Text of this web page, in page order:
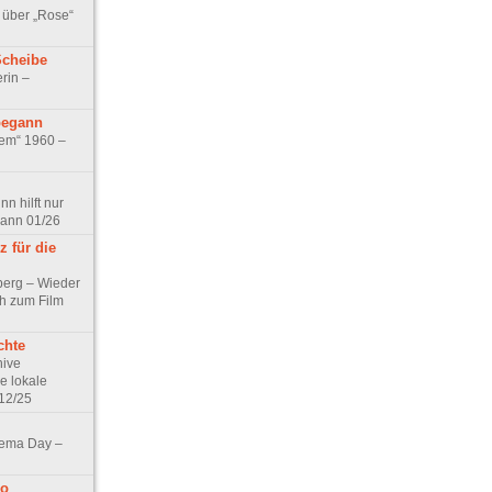
„Rose“
–
1960 –
hilft nur
01/26
für die
– Wieder
zum Film
lokale
25
Day –